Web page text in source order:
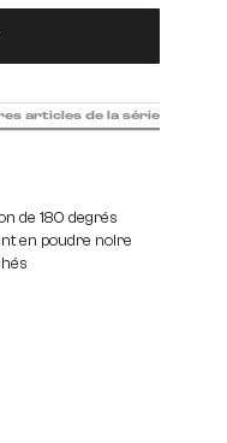
de 180 degrés
en poudre noire
articles de la série